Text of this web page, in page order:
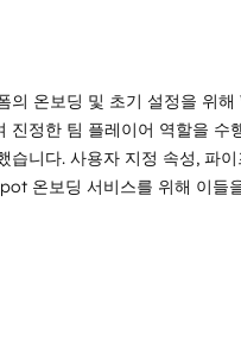
의 온보딩 및 초기 설정을 위
진정한 팀 플레이어 역할을
습니다. 사용자 지정 속성, 파
온보딩 서비스를 위해 이들